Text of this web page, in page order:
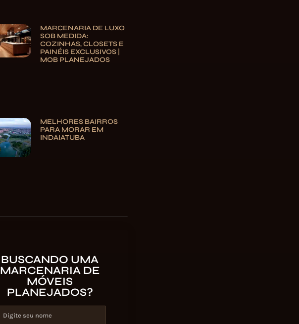
MARCENARIA DE LUXO
SOB MEDIDA:
COZINHAS, CLOSETS E
PAINÉIS EXCLUSIVOS |
MOB PLANEJADOS
MELHORES BAIRROS
PARA MORAR EM
INDAIATUBA
BUSCANDO UMA
MARCENARIA DE
MÓVEIS
PLANEJADOS?